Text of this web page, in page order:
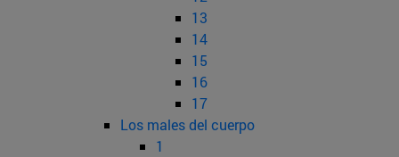
13
14
15
16
17
Los males del cuerpo
1